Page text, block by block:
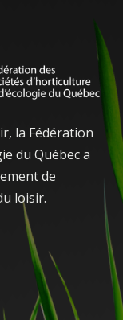
la Fédération
du Québec a
de
loisir.